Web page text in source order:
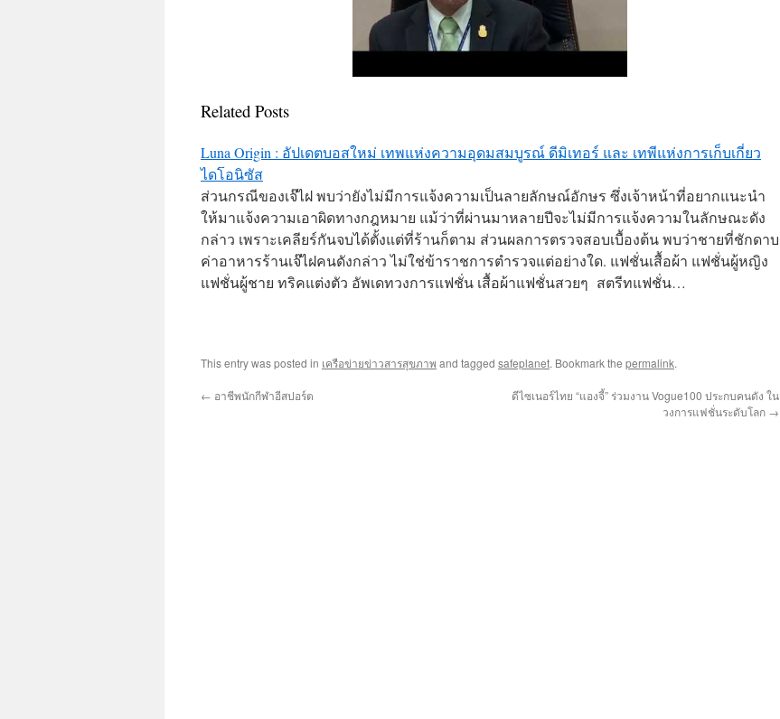
Related Posts
Luna Origin : อัปเดตบอสใหม่ เทพแห่งความอุดมสมบูรณ์ ดีมิเทอร์ และ เทพีแห่งการเก็บเกี่ยว
ไดโอนิซัส
ส่วนกรณีของเจ๊ไฝ พบว่ายังไม่มีการแจ้งความเป็นลายลักษณ์อักษร ซึ่งเจ้าหน้าที่อยากแนะนำ
ให้มาแจ้งความเอาผิดทางกฎหมาย แม้ว่าที่ผ่านมาหลายปีจะไม่มีการแจ้งความในลักษณะดัง
กล่าว เพราะเคลียร์กันจบได้ตั้งแต่ที่ร้านก็ตาม ส่วนผลการตรวจสอบเบื้องต้น พบว่าชายที่ชักดาบ
ค่าอาหารร้านเจ๊ไฝคนดังกล่าว ไม่ใช่ข้าราชการตำรวจแต่อย่างใด. แฟชั่นเสื้อผ้า แฟชั่นผู้หญิง
แฟชั่นผู้ชาย ทริคแต่งตัว อัพเดทวงการแฟชั่น เสื้อผ้าแฟชั่นสวยๆ สตรีทแฟชั่น…
This entry was posted in เครือข่ายข่าวสารสุขภาพ and tagged safeplanet. Bookmark the permalink.
← อาชีพนักกีฬาอีสปอร์ต
ดีไซเนอร์ไทย “แองจี้” ร่วมงาน Vogue100 ประกบคนดัง ใน
วงการแฟชั่นระดับโลก →